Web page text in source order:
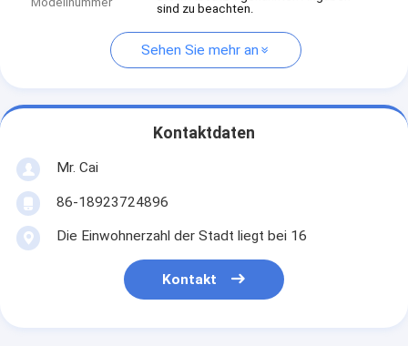
sind zu beachten.
Sehen Sie mehr an
Kontaktdaten
Mr. Cai
86-18923724896
Die Einwohnerzahl der Stadt liegt bei 16
Kontakt